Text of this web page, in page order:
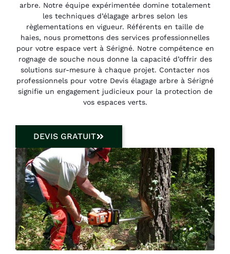
arbre. Notre équipe expérimentée domine totalement
les techniques d’élagage arbres selon les
règlementations en vigueur. Référents en taille de
haies, nous promettons des services professionnelles
pour votre espace vert à Sérigné. Notre compétence en
rognage de souche nous donne la capacité d’offrir des
solutions sur-mesure à chaque projet. Contacter nos
professionnels pour votre Devis élagage arbre à Sérigné
signifie un engagement judicieux pour la protection de
vos espaces verts.
DEVIS GRATUIT